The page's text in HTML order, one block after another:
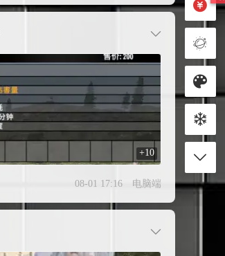
+10
08-01 17:16 电脑端